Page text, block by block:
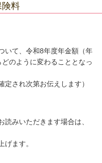
険料
いて、令和8年度年金額（年
のように変わることとなっ
定され次第お伝えします）
読みいただきます場合は、
げます。